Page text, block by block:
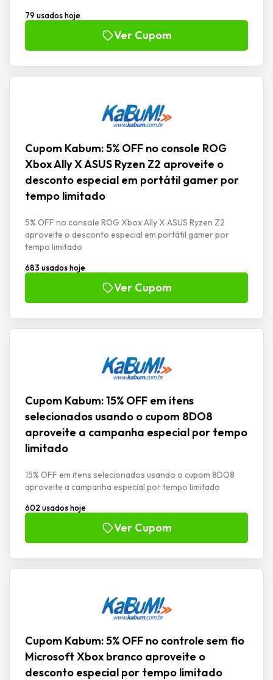
79 usados hoje
Ver Cupom
Cupom Kabum: 5% OFF no console ROG
Xbox Ally X ASUS Ryzen Z2 aproveite o
desconto especial em portátil gamer por
tempo limitado
5% OFF no console ROG Xbox Ally X ASUS Ryzen Z2
aproveite o desconto especial em portátil gamer por
tempo limitado
683 usados hoje
Ver Cupom
Cupom Kabum: 15% OFF em itens
selecionados usando o cupom 8DO8
aproveite a campanha especial por tempo
limitado
15% OFF em itens selecionados usando o cupom 8DO8
aproveite a campanha especial por tempo limitado
602 usados hoje
Ver Cupom
Cupom Kabum: 5% OFF no controle sem fio
Microsoft Xbox branco aproveite o
desconto especial por tempo limitado